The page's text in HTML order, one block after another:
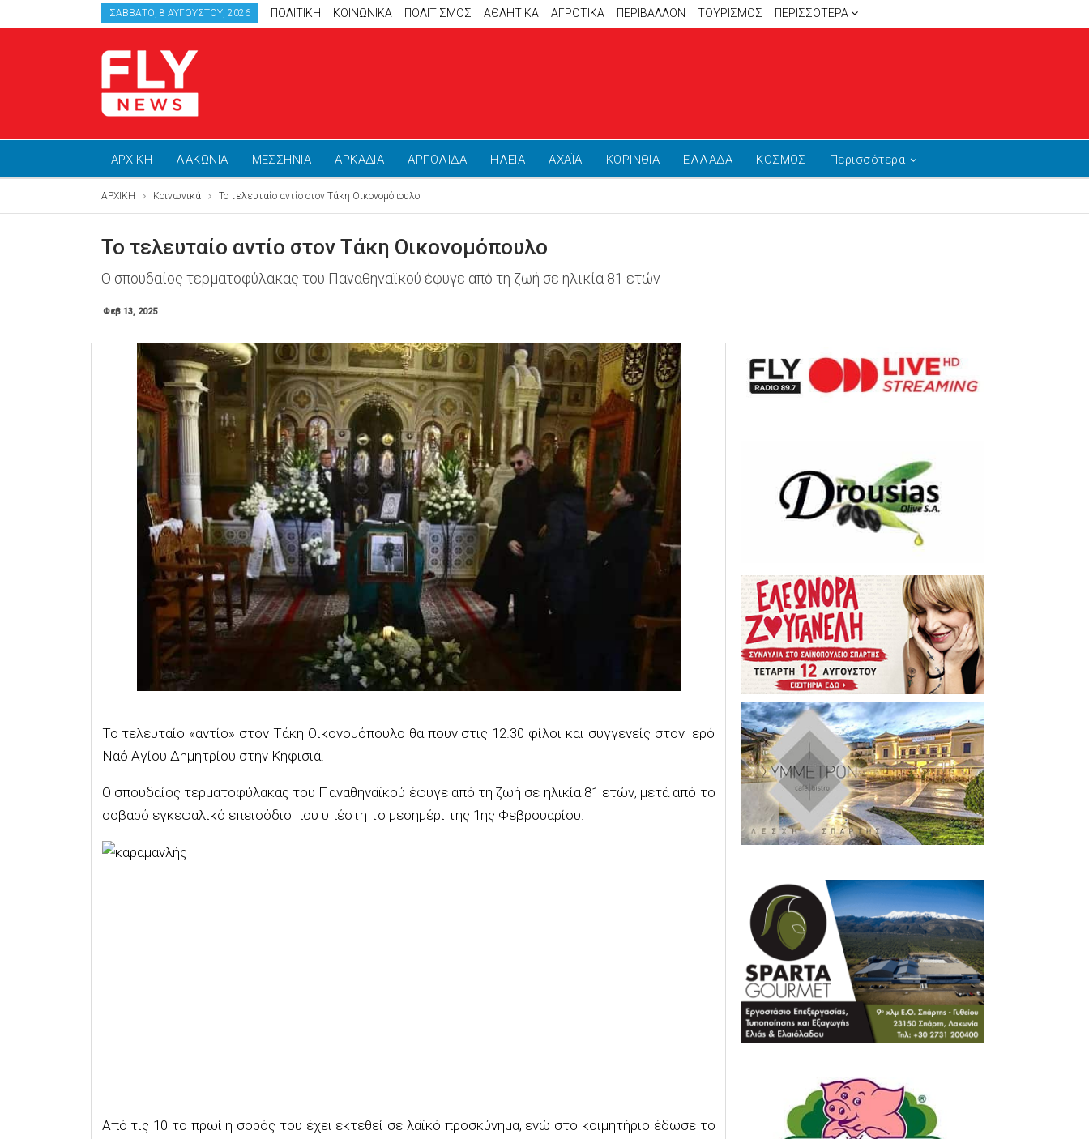
ΣΆΒΒΑΤΟ, 8 ΑΥΓΟΎΣΤΟΥ, 2026 ΠΟΛΙΤΙΚΗ ΚΟΙΝΩΝΙΚΑ ΠΟΛΙΤΙΣΜΟΣ ΑΘΛΗΤΙΚΆ ΑΓΡΟΤΙΚΑ ΠΕΡΙΒΑΛΛΟΝ ΤΟΥΡΙΣΜΟΣ ΠΕΡΙΣΣΌΤΕΡΑ
ΑΡΧΙΚΗ ΛΑΚΩΝΙΑ ΜΕΣΣΗΝΙΑ ΑΡΚΑΔΙΑ ΑΡΓΟΛΙΔΑ ΗΛΕΙΑ ΑΧΑΪΑ ΚΟΡΙΝΘΙΑ ΕΛΛΑΔΑ ΚΟΣΜΟΣ Περισσότερα
ΑΡΧΙΚΗ Κοινωνικά Το τελευταίο αντίο στον Τάκη Οικονομόπουλο
Το τελευταίο αντίο στον Τάκη Οικονομόπουλο
Ο σπουδαίος τερματοφύλακας του Παναθηναϊκού έφυγε από τη ζωή σε ηλικία 81 ετών
Φεβ 13, 2025
Το τελευταίο «αντίο» στον Τάκη Οικονομόπουλο θα πουν στις 12.30 φίλοι και συγγενείς στον Ιερό
Ναό Αγίου Δημητρίου στην Κηφισιά.
Ο σπουδαίος τερματοφύλακας του Παναθηναϊκού έφυγε από τη ζωή σε ηλικία 81 ετών, μετά από το
σοβαρό εγκεφαλικό επεισόδιο που υπέστη το μεσημέρι της 1ης Φεβρουαρίου.
Από τις 10 το πρωί η σορός του έχει εκτεθεί σε λαϊκό προσκύνημα, ενώ στο κοιμητήριο έδωσε το